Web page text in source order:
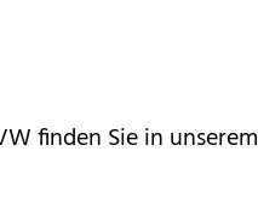
finden Sie in unserem